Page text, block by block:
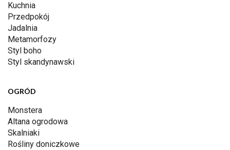
Kuchnia
Przedpokój
Jadalnia
Metamorfozy
Styl boho
Styl skandynawski
OGRÓD
Monstera
Altana ogrodowa
Skalniaki
Rośliny doniczkowe